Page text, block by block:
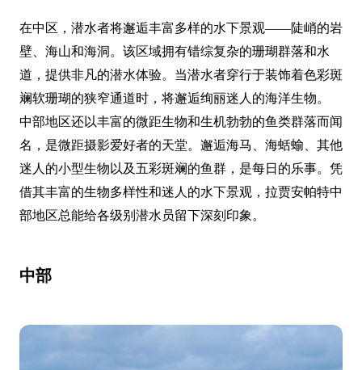
在中区，潜水者将邂逅丰富多样的水下景观——陡峭的岩
壁、海山和海洞。该区域拥有错综复杂的珊瑚群落和水
道，提供非凡的潜水体验。当潜水者穿行于装饰着色彩斑
斓软珊瑚的狭窄通道时，将邂逅绚丽迷人的海洋生物。
中部地区还以丰富的微距生物和生机勃勃的鱼类群落而闻
名，是微距摄影爱好者的天堂。邂逅海马、海蛞蝓、其他
迷人的小型生物以及五彩斑斓的鱼群，是每日的乐事。凭
借其丰富的生物多样性和迷人的水下景观，拉贾安帕特中
部地区总能给各级别潜水员留下深刻印象。
中部